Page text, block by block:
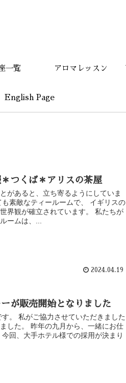
一覧 アロマレッスン
English Page
つくば＊アリスの茶屋
があると、立ち寄るようにしていま
素敵なティールームで、 イギリスの
界観が確立されています。 私たちが
ームは、...
2024.04.19
が販売開始となりました
。 私がご協力させていただきました
した。 昨年の九月から、一緒にお仕
回、大手ホテル様での採用が決まり